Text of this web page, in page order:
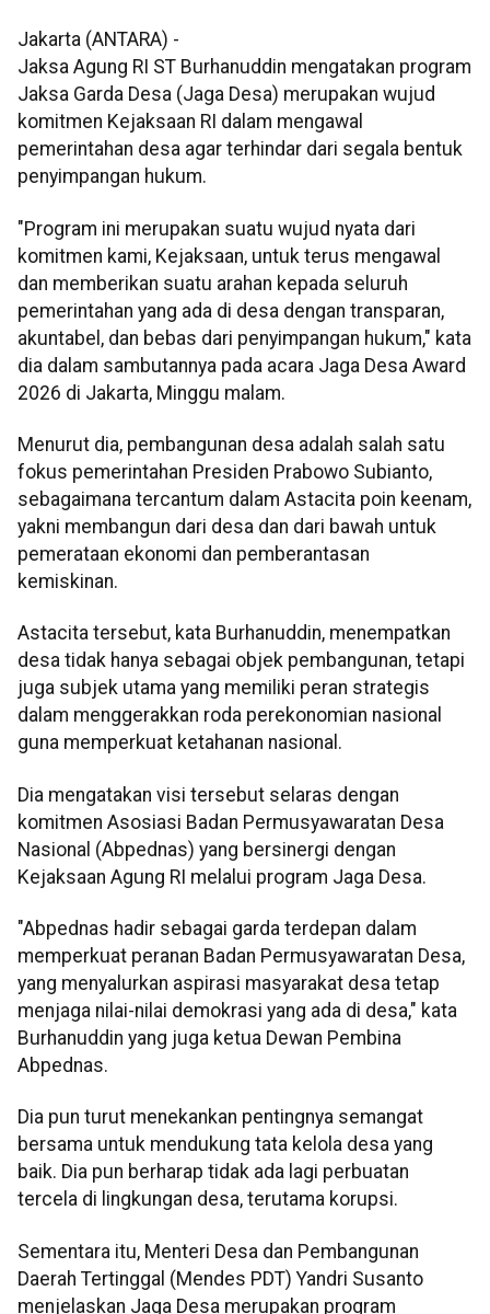
Jakarta (ANTARA) -
Jaksa Agung RI ST Burhanuddin mengatakan program
Jaksa Garda Desa (Jaga Desa) merupakan wujud
komitmen Kejaksaan RI dalam mengawal
pemerintahan desa agar terhindar dari segala bentuk
penyimpangan hukum.
"Program ini merupakan suatu wujud nyata dari
komitmen kami, Kejaksaan, untuk terus mengawal
dan memberikan suatu arahan kepada seluruh
pemerintahan yang ada di desa dengan transparan,
akuntabel, dan bebas dari penyimpangan hukum," kata
dia dalam sambutannya pada acara Jaga Desa Award
2026 di Jakarta, Minggu malam.
Menurut dia, pembangunan desa adalah salah satu
fokus pemerintahan Presiden Prabowo Subianto,
sebagaimana tercantum dalam Astacita poin keenam,
yakni membangun dari desa dan dari bawah untuk
pemerataan ekonomi dan pemberantasan
kemiskinan.
Astacita tersebut, kata Burhanuddin, menempatkan
desa tidak hanya sebagai objek pembangunan, tetapi
juga subjek utama yang memiliki peran strategis
dalam menggerakkan roda perekonomian nasional
guna memperkuat ketahanan nasional.
Dia mengatakan visi tersebut selaras dengan
komitmen Asosiasi Badan Permusyawaratan Desa
Nasional (Abpednas) yang bersinergi dengan
Kejaksaan Agung RI melalui program Jaga Desa.
"Abpednas hadir sebagai garda terdepan dalam
memperkuat peranan Badan Permusyawaratan Desa,
yang menyalurkan aspirasi masyarakat desa tetap
menjaga nilai-nilai demokrasi yang ada di desa," kata
Burhanuddin yang juga ketua Dewan Pembina
Abpednas.
Dia pun turut menekankan pentingnya semangat
bersama untuk mendukung tata kelola desa yang
baik. Dia pun berharap tidak ada lagi perbuatan
tercela di lingkungan desa, terutama korupsi.
Sementara itu, Menteri Desa dan Pembangunan
Daerah Tertinggal (Mendes PDT) Yandri Susanto
menjelaskan Jaga Desa merupakan program